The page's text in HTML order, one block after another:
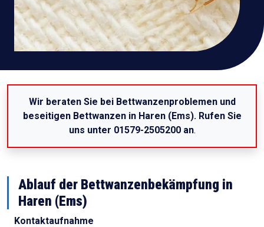
Wir beraten Sie bei Bettwanzenproblemen und
beseitigen Bettwanzen in Haren (Ems). Rufen Sie
uns unter 01579-2505200 an.
Ablauf der Bettwanzenbekämpfung in
Haren (Ems)
Kontaktaufnahme